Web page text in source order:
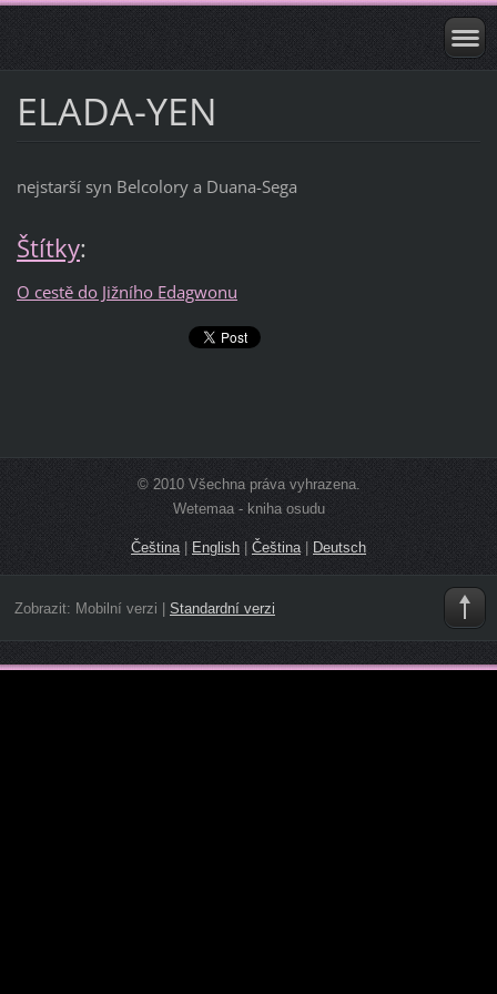
ELADA-YEN
nejstarší syn Belcolory a Duana-Sega
Štítky:
O cestě do Jižního Edagwonu
© 2010 Všechna práva vyhrazena.
Wetemaa - kniha osudu
Čeština English Čeština Deutsch
Zobrazit: Mobilní verzi Standardní verzi